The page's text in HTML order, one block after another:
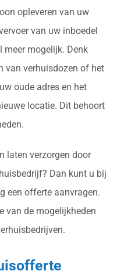
opleveren van uw
van uw inboedel
meer mogelijk. Denk
van verhuisdozen of het
oude adres en het
locatie. Dit behoort
laten verzorgen door
Dan kunt u bij
een offerte aanvragen.
van de mogelijkheden